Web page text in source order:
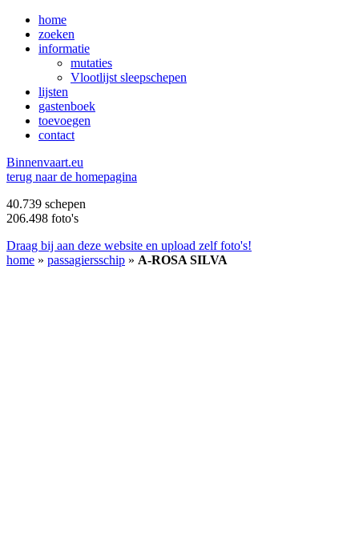
home
zoeken
informatie
mutaties
Vlootlijst sleepschepen
lijsten
gastenboek
toevoegen
contact
Binnenvaart.eu
terug naar de homepagina
40.739 schepen
206.498 foto's
Draag bij aan deze website en upload zelf foto's!
home » passagiersschip » A-ROSA SILVA